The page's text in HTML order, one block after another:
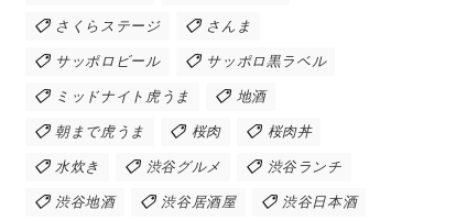
さくらステージ さんま
サッポロビール サッポロ黒ラベル
ミッドナイト虎うま 地酒
朝まで虎うま 桜肉 桜肉丼
水炊き 渋谷グルメ 渋谷ランチ
渋谷地酒 渋谷居酒屋 渋谷日本酒